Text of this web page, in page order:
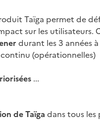
Taïga permet de
sur les utilisateurs.
durant les 3 années
(opérationnelles)
...
de Taïga dans tous les